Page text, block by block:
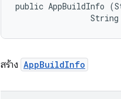
public AppBuildInfo
สร้าง AppBuildInfo